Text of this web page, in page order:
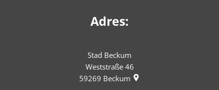
Adres:
Stad Beckum
Weststraße 46
59269 Beckum